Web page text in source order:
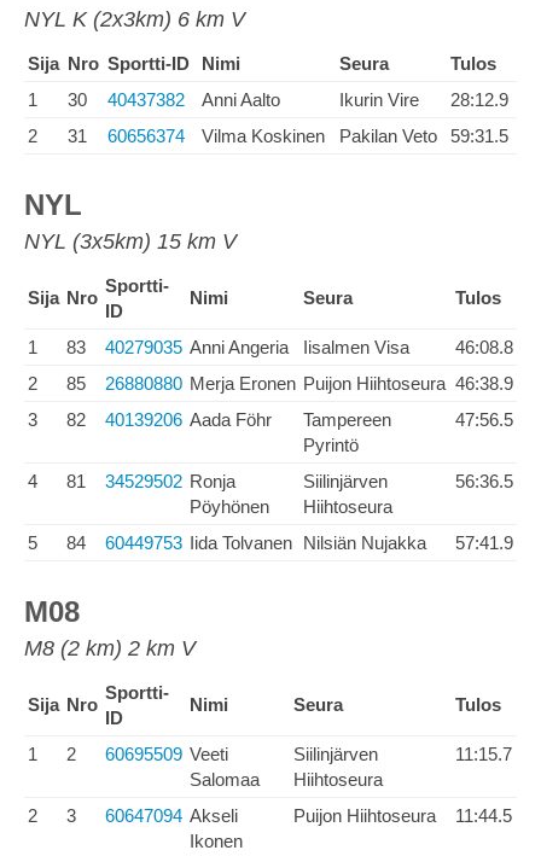
NYL K (2x3km) 6 km V
Sija Nro Sportti-ID Nimi Seura
Tulos
1
30 40437382 Anni Aalto Ikurin Vire
28:12.9
2
31 60656374 Vilma Koskinen Pakilan Veto 59:31.5
NYL
NYL (3x5km) 15 km V
Sija Nro
Sportti-
ID
Nimi Seura Tulos
1 83 40279035 Anni Angeria Iisalmen Visa
46:08.8
2
85 26880880 Merja Eronen Puijon Hiihtoseura 46:38.9
3
82 40139206 Aada Föhr
Tampereen
Pyrintö
47:56.5
4 81 34529502 Ronja
Pöyhönen
Siilinjärven
Hiihtoseura
56:36.5
5 84 60449753 Iida Tolvanen Nilsiän Nujakka 57:41.9
M08
M8 (2 km) 2 km V
Sija Nro
Sportti-
ID
Nimi Seura Tulos
1 2 60695509 Veeti
Salomaa
Siilinjärven
Hiihtoseura
11:15.7
2 3 60647094 Akseli
Ikonen
Puijon Hiihtoseura 11:44.5